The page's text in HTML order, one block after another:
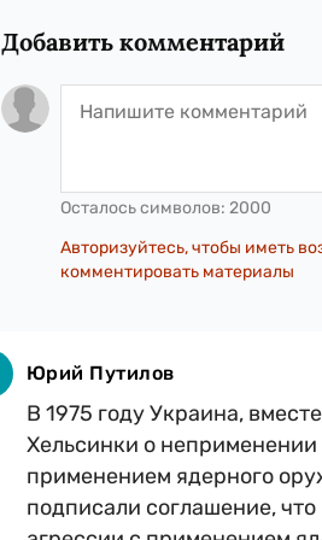
Добавить комментарий
Осталось символов: 2000
Авторизуйтесь, чтобы иметь
комментировать материалы
Юрий Путилов
В 1975 году Украина,
Хельсинки о неприменении
применением ядерного
подписали соглашение,